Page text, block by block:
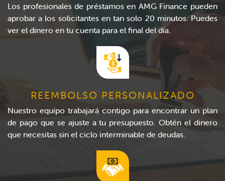
Los profesionales de préstamos en AMG Finance pueden
aprobar a los solicitantes en tan solo 20 minutos. Puedes
ver el dinero en tu cuenta para el final del día.
REEMBOLSO PERSONALIZADO
Nuestro equipo trabajará contigo para encontrar un plan
de pago que se ajuste a tu presupuesto. Obtén el dinero
que necesitas sin el ciclo interminable de deudas.